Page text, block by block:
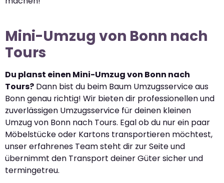
Mini-Umzug von Bonn nach
Tours
Du planst einen Mini-Umzug von Bonn nach
Tours? Dann bist du beim Baum Umzugsservice aus
Bonn genau richtig! Wir bieten dir professionellen und
zuverlässigen Umzugsservice für deinen kleinen
Umzug von Bonn nach Tours. Egal ob du nur ein paar
Möbelstücke oder Kartons transportieren möchtest,
unser erfahrenes Team steht dir zur Seite und
übernimmt den Transport deiner Güter sicher und
termingetreu.